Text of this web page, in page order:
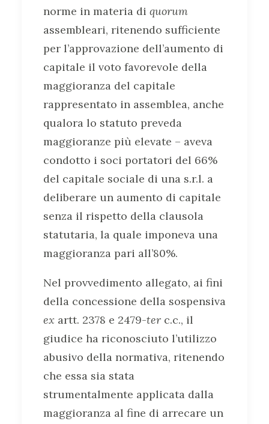
norme in materia di quorum
assembleari, ritenendo sufficiente
per l’approvazione dell’aumento di
capitale il voto favorevole della
maggioranza del capitale
rappresentato in assemblea, anche
qualora lo statuto preveda
maggioranze più elevate – aveva
condotto i soci portatori del 66%
del capitale sociale di una s.r.l. a
deliberare un aumento di capitale
senza il rispetto della clausola
statutaria, la quale imponeva una
maggioranza pari all’80%.
Nel provvedimento allegato, ai fini
della concessione della sospensiva
ex artt. 2378 e 2479-ter c.c., il
giudice ha riconosciuto l’utilizzo
abusivo della normativa, ritenendo
che essa sia stata
strumentalmente applicata dalla
maggioranza al fine di arrecare un